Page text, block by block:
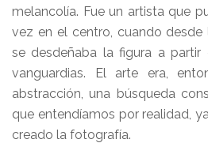
melancolía. Fue un artista que
vez en el centro, cuando
se desdeñaba la figura a partir
vanguardias. El arte era,
abstracción, una búsqueda
que entendíamos por realidad,
creado la fotografía.